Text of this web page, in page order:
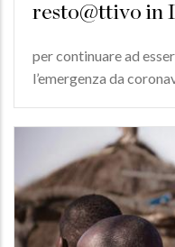
resto@ttivo in
per continuare ad
l’emergenza da